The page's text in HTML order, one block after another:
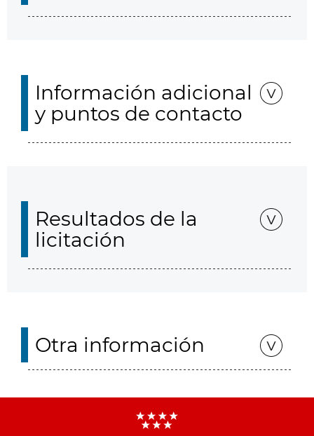
Información adicional
y puntos de contacto
Resultados de la
licitación
Otra información